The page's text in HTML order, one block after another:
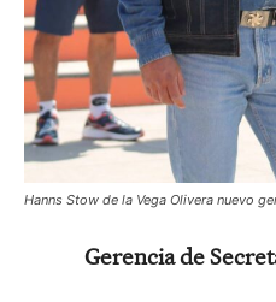
Hanns Stow de la Vega Olivera nuevo
Gerencia de